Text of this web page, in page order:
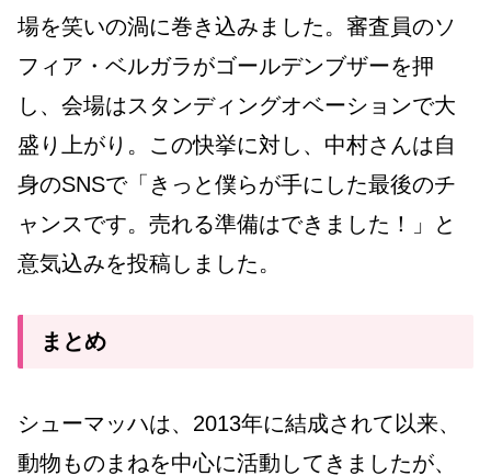
場を笑いの渦に巻き込みました。審査員のソ
フィア・ベルガラがゴールデンブザーを押
し、会場はスタンディングオベーションで大
盛り上がり。この快挙に対し、中村さんは自
身のSNSで「きっと僕らが手にした最後のチ
ャンスです。売れる準備はできました！」と
意気込みを投稿しました。
まとめ
シューマッハは、2013年に結成されて以来、
動物ものまねを中心に活動してきましたが、